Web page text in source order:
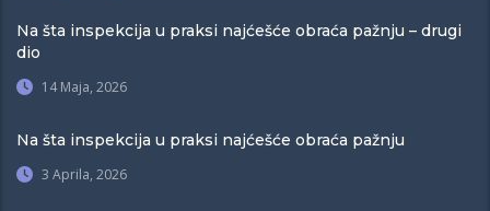
Na šta inspekcija u praksi najćešće obraća pažnju – drugi
dio
14 Maja, 2026
Na šta inspekcija u praksi najćešće obraća pažnju
3 Aprila, 2026